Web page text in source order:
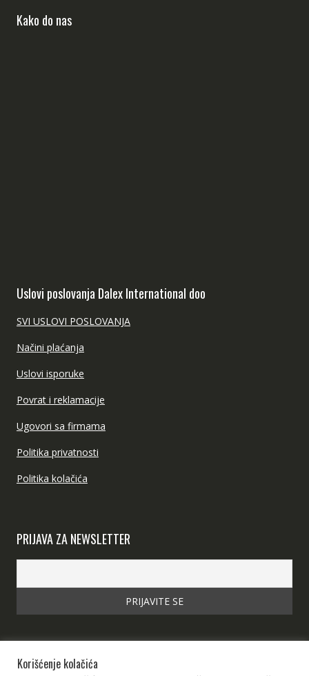
Kako do nas
Uslovi poslovanja Dalex International doo
SVI USLOVI POSLOVANJA
Načini plaćanja
Uslovi isporuke
Povrat i reklamacije
Ugovori sa firmama
Politika privatnosti
Politika kolačića
PRIJAVA ZA NEWSLETTER
Korišćenje kolačića